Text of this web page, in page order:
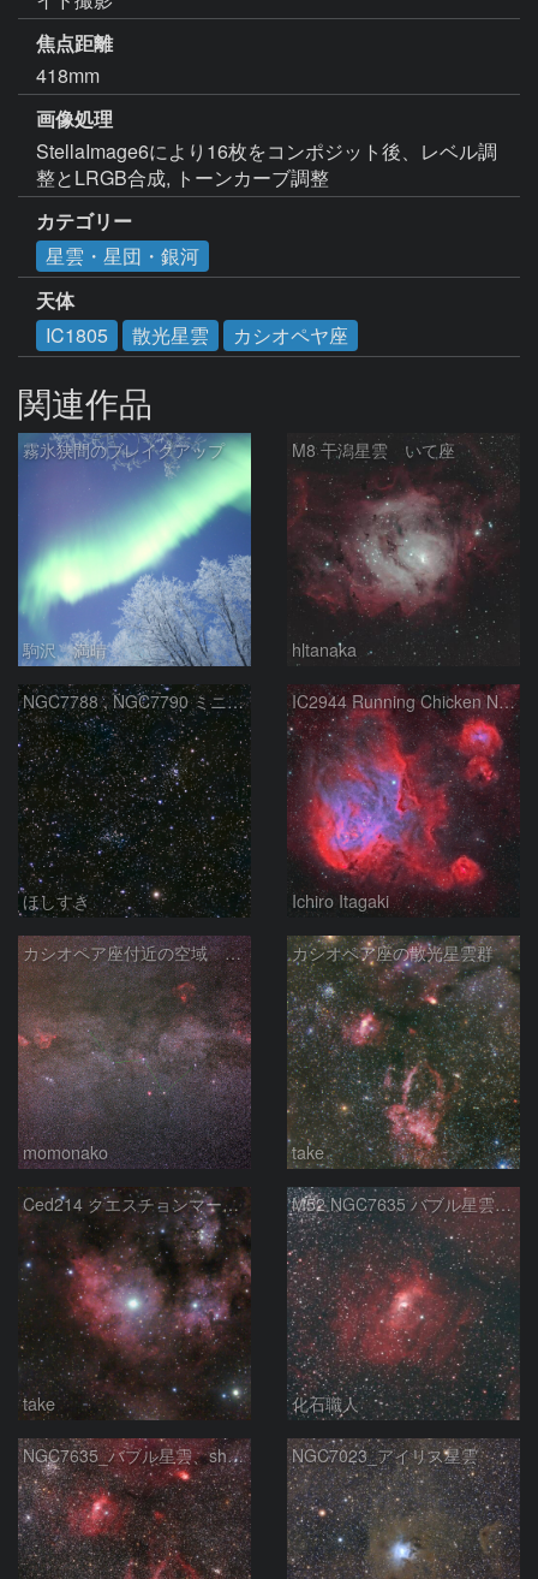
焦点距離
418mm
画像処理
StellaImage6により16枚をコンポジット後、レベル調
整とLRGB合成, トーンカーブ調整
カテゴリー
星雲・星団・銀河
天体
IC1805
散光星雲 カシオペヤ座
関連作品
霧氷狭間のブレイクアップ
駒沢 満晴
M8 干潟星雲 いて座
hltanaka
NGC7788 , NGC7790 ミニ二重星団
ほしすき
IC2944 Running Chicken Nebula
Ichiro Itagaki
カシオペア座付近の空域 260720
momonako
カシオペア座の散光星雲群
take
Ced214 クエスチョンマーク星雲の“心臓部”
take
M52 NGC7635 バブル星雲 Sh2-159 カシオペア座
化石職人
NGC7635_バブル星雲、sh2-157_くわがた星雲 NGC7023_アイリス星雲